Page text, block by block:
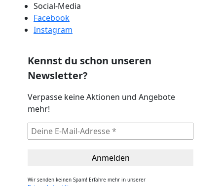
Social-Media
Facebook
Instagram
Kennst du schon unseren
Newsletter?
Verpasse keine Aktionen und Angebote
mehr!
Wir senden keinen Spam! Erfahre mehr in unserer